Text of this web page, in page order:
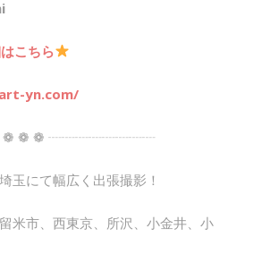
こちら
yn.com/
❁ ❁ ┈┈┈┈┈┈┈┈
玉にて幅広く出張撮影！
米市、西東京、所沢、小金井、小